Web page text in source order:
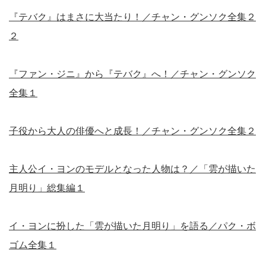
『テバク』はまさに大当たり！／チャン・グンソク全集２
２
『ファン・ジニ』から『テバク』へ！／チャン・グンソク
全集１
子役から大人の俳優へと成長！／チャン・グンソク全集２
主人公イ・ヨンのモデルとなった人物は？／「雲が描いた
月明り」総集編１
イ・ヨンに扮した「雲が描いた月明り」を語る／パク・ボ
ゴム全集１